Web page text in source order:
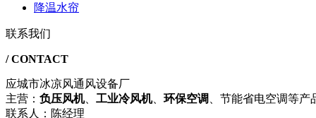
降温水帘
联系我们
/ CONTACT
应城市冰凉风通风设备厂
主营： 负压风机、 工业冷风机、 环保空调
、节能省电空调等产
联系人：陈经理